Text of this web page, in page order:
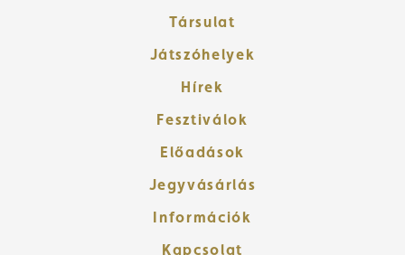
Társulat
Játszóhelyek
Hírek
Fesztiválok
Előadások
Jegyvásárlás
Információk
Kapcsolat